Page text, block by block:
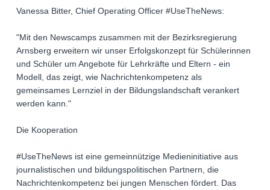
Vanessa Bitter, Chief Operating Officer #UseTheNews:
"Mit den Newscamps zusammen mit der Bezirksregierung
Arnsberg erweitern wir unser Erfolgskonzept für Schülerinnen
und Schüler um Angebote für Lehrkräfte und Eltern - ein
Modell, das zeigt, wie Nachrichtenkompetenz als
gemeinsames Lernziel in der Bildungslandschaft verankert
werden kann."
Die Kooperation
#UseTheNews ist eine gemeinnützige Medieninitiative aus
journalistischen und bildungspolitischen Partnern, die
Nachrichtenkompetenz bei jungen Menschen fördert. Das